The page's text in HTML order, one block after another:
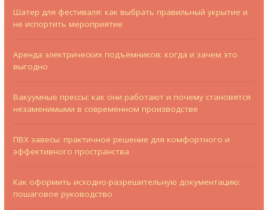
Шатер для фестиваля: как выбрать правильный укрытие и
не испортить мероприятие
Аренда электрических подъёмников: когда и зачем это
выгодно
Вакуумные прессы: как они работают и почему становятся
незаменимыми в современном производстве
ПВХ завесы: практичное решение для комфортного и
эффективного пространства
Как оформить исходно-разрешительную документацию:
пошаговое руководство